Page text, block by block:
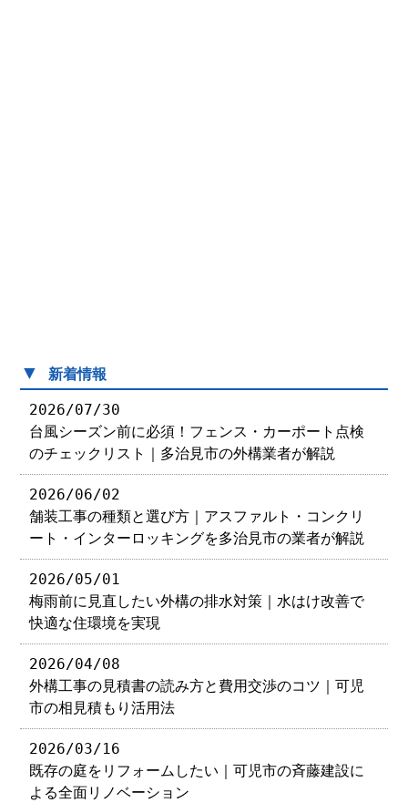
▼ 新着情報
2026/07/30
台風シーズン前に必須！フェンス・カーポート点検
のチェックリスト｜多治見市の外構業者が解説
2026/06/02
舗装工事の種類と選び方｜アスファルト・コンクリ
ート・インターロッキングを多治見市の業者が解説
2026/05/01
梅雨前に見直したい外構の排水対策｜水はけ改善で
快適な住環境を実現
2026/04/08
外構工事の見積書の読み方と費用交渉のコツ｜可児
市の相見積もり活用法
2026/03/16
既存の庭をリフォームしたい｜可児市の斉藤建設に
よる全面リノベーション